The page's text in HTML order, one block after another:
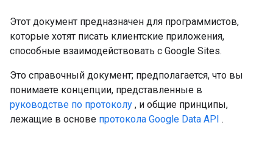
Этот документ предназначен для программистов,
которые хотят писать клиентские приложения,
способные взаимодействовать с Google Sites.
Это справочный документ; предполагается, что вы
понимаете концепции, представленные в
руководстве по протоколу , и общие принципы,
лежащие в основе протокола Google Data API .